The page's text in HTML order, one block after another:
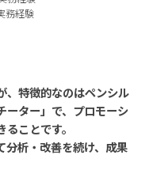
務経験
、特徴的なのはペンシル
ーター」で、プロモーシ
ことです。
分析・改善を続け、成果